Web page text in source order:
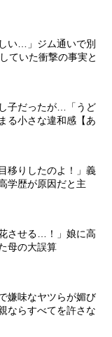
い…」ジム通いで別
ていた衝撃の事実と
子だったが…「うど
る小さな違和感【あ
移りしたのよ！」義
学歴が原因だと主
させる…！」娘に高
母の大誤算
嫌味なヤツらが媚び
ならすべてを許さな